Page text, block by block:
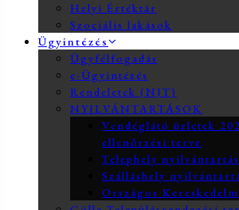
Helyi Értéktár
Szociális lakások
Ügyintézés
Ügyfélfogadás
e-Ügyintézés
Rendeletek (NJT)
NYILVÁNTARTÁSOK
Vendéglátó üzletek
ellenőrzési terve
Telephely nyilvántartás
Szálláshely
Országos